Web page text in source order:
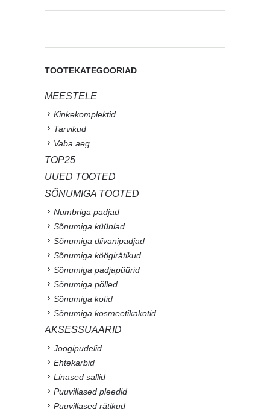
TOOTEKATEGOORIAD
MEESTELE
Kinkekomplektid
Tarvikud
Vaba aeg
TOP25
UUED TOOTED
SÕNUMIGA TOOTED
Numbriga padjad
Sõnumiga küünlad
Sõnumiga diivanipadjad
Sõnumiga köögirätikud
Sõnumiga padjapüürid
Sõnumiga põlled
Sõnumiga kotid
Sõnumiga kosmeetikakotid
AKSESSUAARID
Joogipudelid
Ehtekarbid
Linased sallid
Puuvillased pleedid
Puuvillased rätikud